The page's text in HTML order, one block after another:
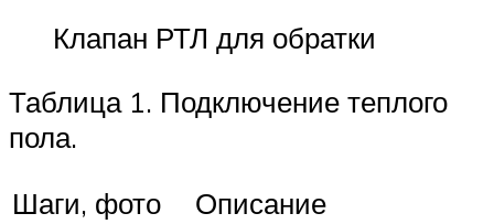
Клапан РТЛ для обратки
Таблица 1. Подключение теплого
пола.
Шаги, фото
Описание